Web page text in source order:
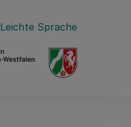
Leichte Sprache